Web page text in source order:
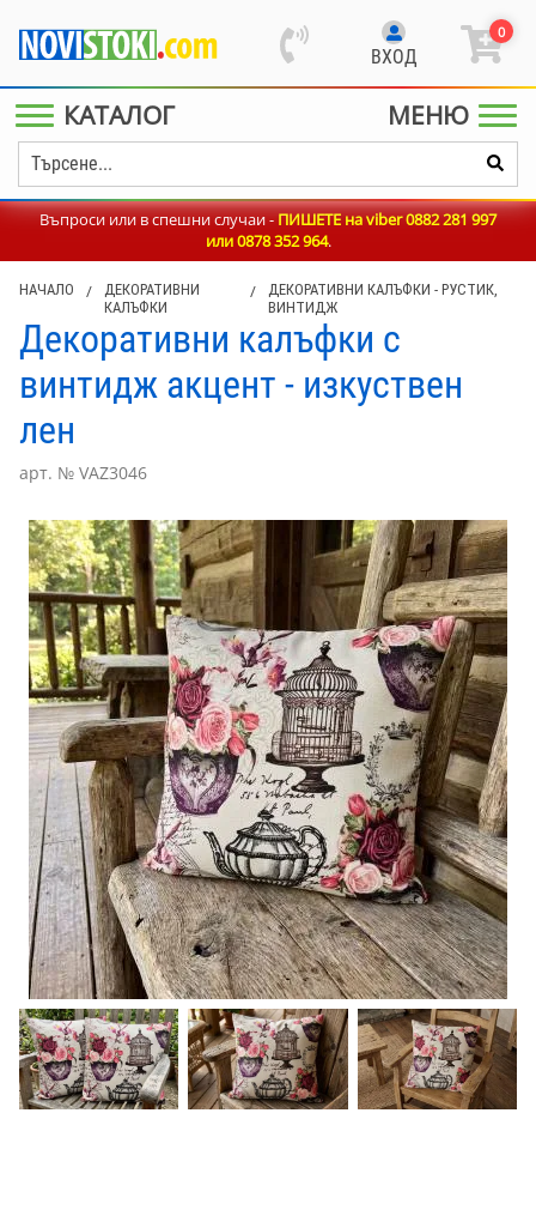
ВХОД
0
КАТАЛОГ МЕНЮ
Въпроси или в спешни случаи -ПИШЕТЕ на viber 0882 281 997
или0878 352 964.
НАЧАЛО /
ДЕКОРАТИВНИ
КАЛЪФКИ
/
ДЕКОРАТИВНИ КАЛЪФКИ - РУСТИК,
ВИНТИДЖ
Декоративни калъфки с
винтидж акцент - изкуствен
лен
арт. № VAZ3046